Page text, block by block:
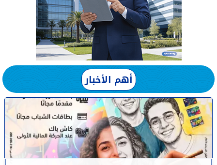
أهم الأخبار